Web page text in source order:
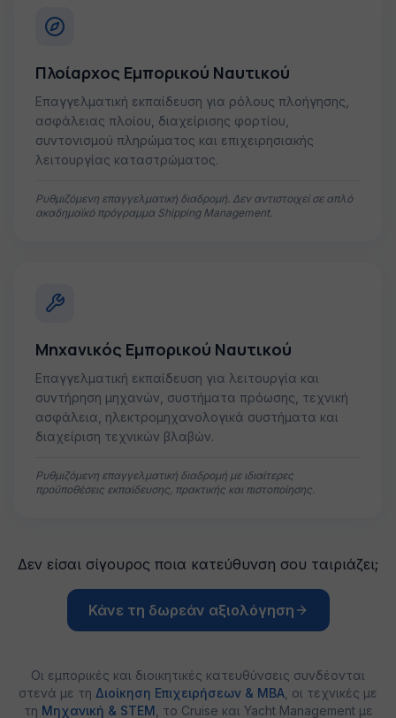
Πλοίαρχος Εμπορικού Ναυτικού
Επαγγελματική εκπαίδευση για ρόλους πλοήγησης,
ασφάλειας πλοίου, διαχείρισης φορτίου,
συντονισμού πληρώματος και επιχειρησιακής
λειτουργίας καταστρώματος.
Ρυθμιζόμενη επαγγελματική διαδρομή. Δεν αντιστοιχεί σε απλό
ακαδημαϊκό πρόγραμμα Shipping Management.
Μηχανικός Εμπορικού Ναυτικού
Επαγγελματική εκπαίδευση για λειτουργία και
συντήρηση μηχανών, συστήματα πρόωσης, τεχνική
ασφάλεια, ηλεκτρομηχανολογικά συστήματα και
διαχείριση τεχνικών βλαβών.
Ρυθμιζόμενη επαγγελματική διαδρομή με ιδιαίτερες
προϋποθέσεις εκπαίδευσης, πρακτικής και πιστοποίησης.
Δεν είσαι σίγουρος ποια κατεύθυνση σου ταιριάζει;
Κάνε τη δωρεάν αξιολόγηση
Οι εμπορικές και διοικητικές κατευθύνσεις συνδέονται
στενά με τη Διοίκηση Επιχειρήσεων & MBA , οι τεχνικές με
τη Μηχανική & STEM , το Cruise και Yacht Management με